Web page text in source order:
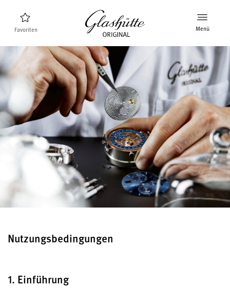
Favoriten Menü
Uhrenfinder Neuheiten Stellenangebote
Kollektion
Entdecken Sie die Kollektion
Die Marke Glashütte Original
Manufaktur, Geschichte und Partner
Glashütte Original als Arbeitgeber
Boutiquen und Konzessionäre
Nutzungsbedingungen
1. Einführung